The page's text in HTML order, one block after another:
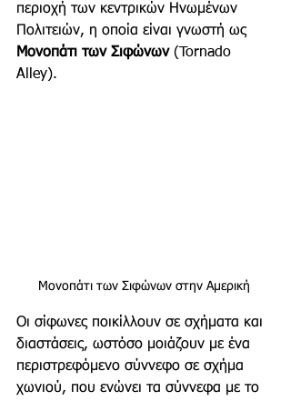
περιοχή των κεντρικών Ηνωμένων
Πολιτειών, η οποία είναι γνωστή ως
Μονοπάτι των Σιφώνων (Tornado
Alley).
Μονοπάτι των Σιφώνων στην Αμερική
Οι σίφωνες ποικίλλουν σε σχήματα και
διαστάσεις, ωστόσο μοιάζουν με ένα
περιστρεφόμενο σύννεφο σε σχήμα
χωνιού, που ενώνει τα σύννεφα με το